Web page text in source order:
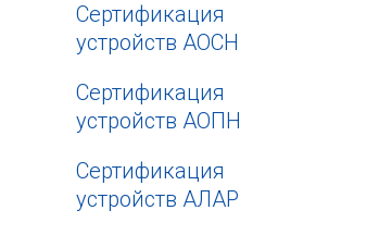
Сертификация
устройств АОСН
Сертификация
устройств АОПН
Сертификация
устройств АЛАР